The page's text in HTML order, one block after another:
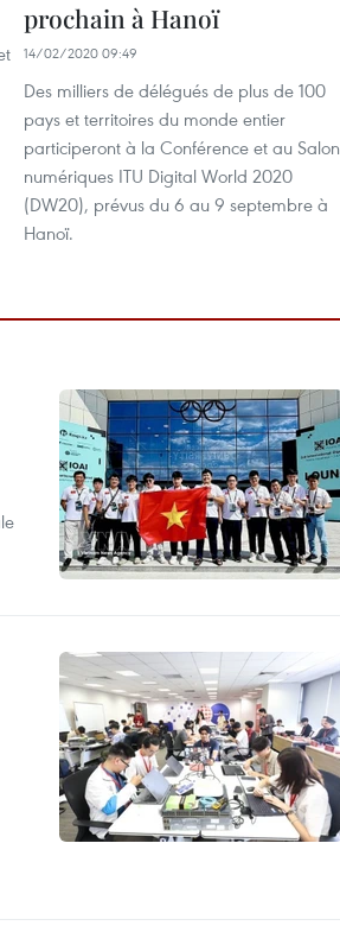
prochain à Hanoï
14/02/2020 09:49
Des milliers de délégués de plus de 100
pays et territoires du monde entier
participeront à la Conférence et au Salon
numériques ITU Digital World 2020
(DW20), prévus du 6 au 9 septembre à
Hanoï.